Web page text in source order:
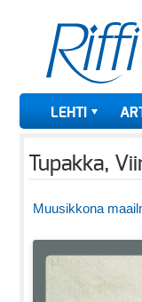
LEHTI
Tupakka,
Muusikkona